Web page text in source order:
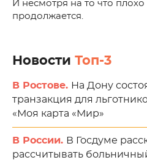
И несмотря на то что
продолжается.
Новости Топ-3
В Ростове. На Дону
транзакция для
«Моя карта «Мир»
В России. В Госдуме
рассчитывать